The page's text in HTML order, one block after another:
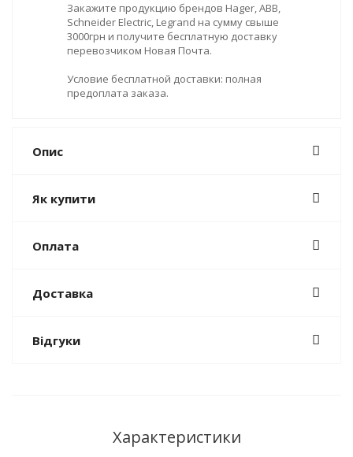
Закажите продукцию брендов Hager, ABB,
Schneider Electric, Legrand на сумму свыше
3000грн и получите бесплатную доставку
перевозчиком Новая Почта.
Условие бесплатной доставки: полная
предоплата заказа.
Опис
Як купити
Оплата
Доставка
Відгуки
Характеристики